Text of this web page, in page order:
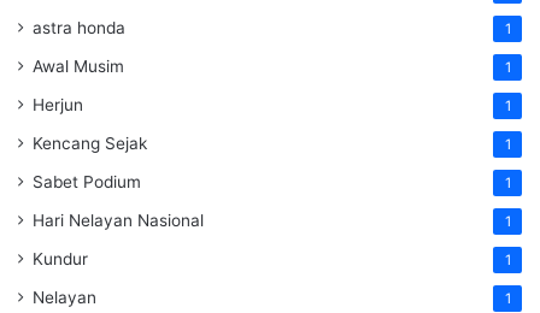
astra honda 1
Awal Musim 1
Herjun 1
Kencang Sejak 1
Sabet Podium 1
Hari Nelayan Nasional 1
Kundur 1
Nelayan 1